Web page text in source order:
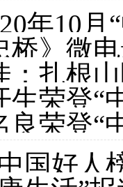
年10月
桥》微
：扎根
荣登“
荣登“
国好人